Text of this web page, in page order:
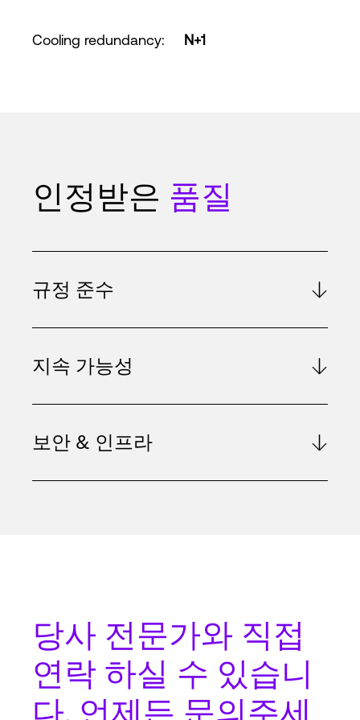
Cooling redundancy: N+1
인정받은 품질
규정 준수
지속 가능성
보안 & 인프라
당사 전문가와 직접
연락 하실 수 있습니
다. 언제든 문의주세